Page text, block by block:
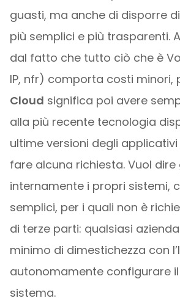
guasti, ma anche di disporre
più semplici e più trasparenti.
dal fatto che tutto ciò che è
IP, nfr) comporta costi minori,
Cloud significa poi avere
alla più recente tecnologia
ultime versioni degli
fare alcuna richiesta. Vuol dire
internamente i propri sistemi,
semplici, per i quali non è
di terze parti: qualsiasi
minimo di dimestichezza con
autonomamente configurare
sistema.